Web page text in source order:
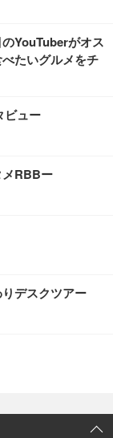
YouTuberがオス
たいグルメをチ
ビュー
メRBBー
デスクツアー